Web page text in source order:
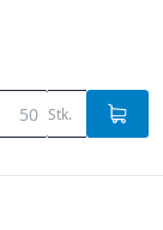
Stk.